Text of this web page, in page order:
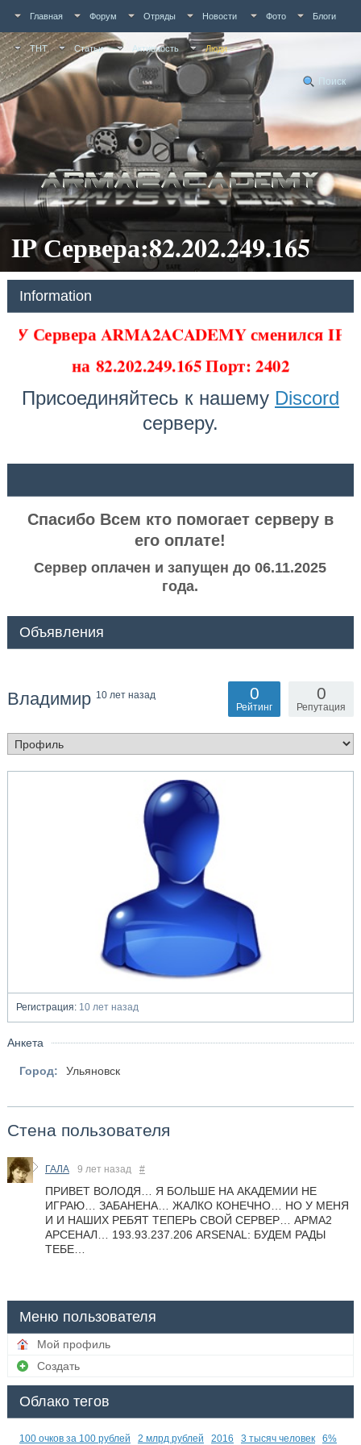
Главная Форум Отряды Новости Фото Блоги
ТНТ Статьи Активность Люди
Поиск
IP Сервера:82.202.249.165
Information
У Сервера ARMA2ACADEMY сменился IP
на82.202.249.165 Порт: 2402
Присоединяйтесь к нашему Discord
серверу.
Спасибо Всем кто помогает серверу в
его оплате!
Сервер оплачен и запущен до 06.11.2025
года.
Объявления
Владимир 10 лет назад 0
Репутация
0
Рейтинг
Регистрация:10 лет назад
Анкета
Город: Ульяновск
Стена пользователя
ГАЛА 9 лет назад #
ПРИВЕТ ВОЛОДЯ… Я БОЛЬШЕ НА АКАДЕМИИ НЕ
ИГРАЮ… ЗАБАНЕНА… ЖАЛКО КОНЕЧНО… НО У МЕНЯ
И И НАШИХ РЕБЯТ ТЕПЕРЬ СВОЙ СЕРВЕР… АРМА2
АРСЕНАЛ… 193.93.237.206 ARSENAL: БУДЕМ РАДЫ
ТЕБЕ…
Меню пользователя
Мой профиль
Создать
Облако тегов
100 очков за 100 рублей 2 млрд рублей 2016 3 тысяч человек 6%